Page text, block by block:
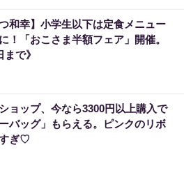
つ和幸】小学生以下は定食メニュー
！「おこさま半額フェア」開催。
まで》
ョップ、今なら3300円以上購入で
ーバッグ」もらえる。ピンクのリボ
ぎ♡